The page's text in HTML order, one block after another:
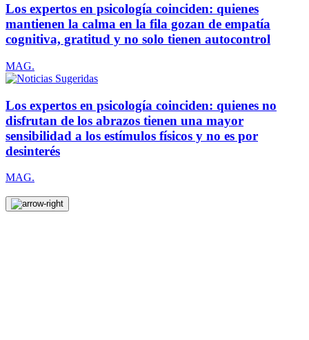
Los expertos en psicología coinciden: quienes
mantienen la calma en la fila gozan de empatía
cognitiva, gratitud y no solo tienen autocontrol
MAG.
Los expertos en psicología coinciden: quienes no
disfrutan de los abrazos tienen una mayor
sensibilidad a los estímulos físicos y no es por
desinterés
MAG.